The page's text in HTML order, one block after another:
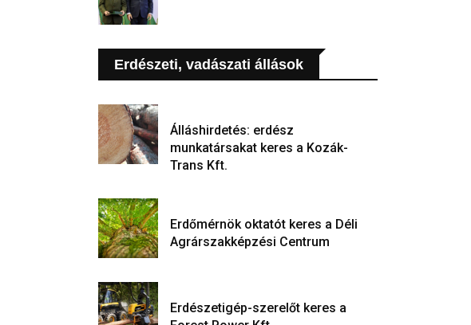
Erdészeti, vadászati állások
Álláshirdetés: erdész
munkatársakat keres a Kozák-
Trans Kft.
Erdőmérnök oktatót keres a Déli
Agrárszakképzési Centrum
Erdészetigép-szerelőt keres a